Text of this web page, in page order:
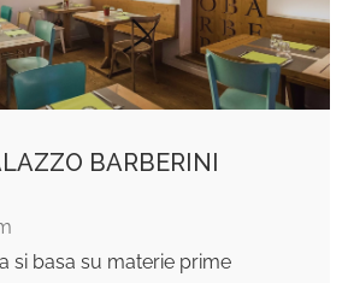
BARBERINI
si basa su materie prime